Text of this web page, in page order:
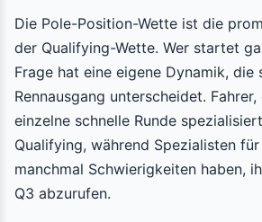
Die Pole-Position-Wette ist die
der Qualifying-Wette. Wer startet
Frage hat eine eigene Dynamik, die
Rennausgang unterscheidet.
einzelne schnelle Runde
Qualifying, während Spezialisten
manchmal Schwierigkeiten haben,
Q3 abzurufen.